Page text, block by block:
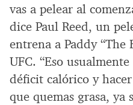
vas a pelear al
dice Paul Reed, un
entrena a Paddy “The
UFC. “Eso
déficit calórico y
que quemas grasa, ya